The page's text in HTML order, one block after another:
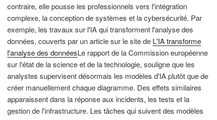
contraire, elle pousse les professionnels vers l'intégration
complexe, la conception de systèmes et la cybersécurité. Par
exemple, les travaux sur l'IA qui transforment l'analyse des
données, couverts par un article sur le site de L'IA transforme
l'analyse des donnéesLe rapport de la Commission européenne
sur l'état de la science et de la technologie, souligne que les
analystes supervisent désormais les modèles d'IA plutôt que de
créer manuellement chaque diagramme. Des effets similaires
apparaissent dans la réponse aux incidents, les tests et la
gestion de l'infrastructure. Les tâches qui suivent des modèles